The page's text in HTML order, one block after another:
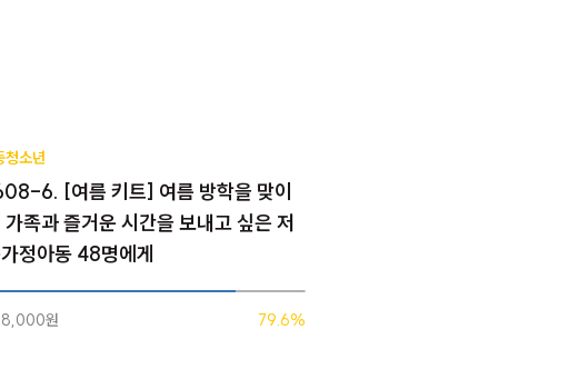
소년
6. [여름 키트] 여름 방학을 맞이
가족과 즐거운 시간을 보내고 싶은 저
정아동 48명에게
원 79.6%